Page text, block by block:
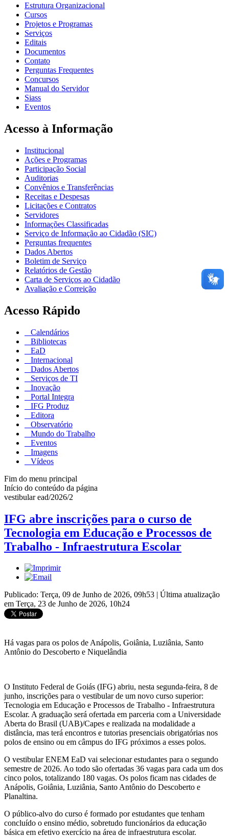
Estrutura Organizacional
Cursos
Projetos e Programas
Serviços
Editais
Documentos
Contato
Perguntas Frequentes
Concursos
Manual do Servidor
Siass
Eventos
Acesso à Informação
Institucional
Ações e Programas
Participação Social
Auditorias
Convênios e Transferências
Receitas e Despesas
Licitações e Contratos
Servidores
Informações Classificadas
Serviço de Informação ao Cidadão (SIC)
Perguntas frequentes
Dados Abertos
Boletim de Serviço
Relatórios de Gestão
Carta de Serviços ao Cidadão
Avaliação e Correição
Acesso Rápido
Calendários
Bibliotecas
EaD
Internacional
Dados Abertos
Serviços de TI
Inovação
Portal Integra
IFG Produz
Editora
Observatório
Mundo do Trabalho
Eventos
Imagens
Vídeos
Fim do menu principal
Início do conteúdo da página
vestibular ead/2026/2
IFG abre inscrições para o curso de
Tecnologia em Educação e Processos de
Trabalho - Infraestrutura Escolar
Publicado: Terça, 09 de Junho de 2026, 09h53 | Última atualização
em Terça, 23 de Junho de 2026, 10h24
Há vagas para os polos de Anápolis, Goiânia, Luziânia, Santo
Antônio do Descoberto e Niquelândia
O Instituto Federal de Goiás (IFG) abriu, nesta segunda-feira, 8 de
junho, inscrições para o vestibular de um novo curso superior:
Tecnologia em Educação e Processos de Trabalho - Infraestrutura
Escolar. A graduação será ofertada em parceria com a Universidade
Aberta do Brasil (UAB)/Capes e realizada na modalidade a
distância, mas terá encontros e tutorias presenciais obrigatórias nos
polos de ensino ou em câmpus do IFG próximos a esses polos.
O vestibular ENEM EaD vai selecionar estudantes para o segundo
semestre de 2026. Ao todo são ofertadas 36 vagas para cada um dos
cinco polos, totalizando 180 vagas. Os polos ficam nas cidades de
Anápolis, Goiânia, Luziânia, Santo Antônio do Descoberto e
Planaltina.
O público-alvo do curso é formado por estudantes que tenham
concluído o ensino médio, sobretudo funcionários da educação
básica em efetivo exercício na área de infraestrutura escolar.